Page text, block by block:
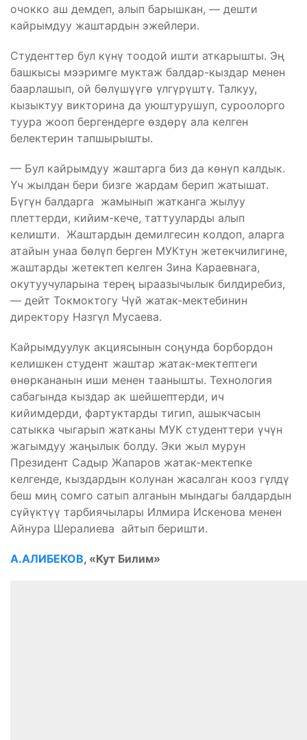
очокко аш демдеп, алып барышкан, — дешти
кайрымдуу жаштардын эжейлери.
Студенттер бул күнү тоодой ишти аткарышты. Эң
башкысы мээримге муктаж балдар-кыздар менен
баарлашып, ой бөлүшүүгө үлгүрүштү. Талкуу,
кызыктуу викторина да уюштурушуп, суроолорго
туура жооп бергендерге өздөрү ала келген
белектерин тапшырышты.
— Бул кайрымдуу жаштарга биз да көнүп калдык.
Үч жылдан бери бизге жардам берип жатышат.
Бүгүн балдарга жамынып жатканга жылуу
плеттерди, кийим-кече, таттууларды алып
келишти. Жаштардын демилгесин колдоп, аларга
атайын унаа бөлүп берген МУКтун жетекчилигине,
жаштарды жетектеп келген Зина Караевнага,
окутуучуларына терең ыраазычылык билдиребиз,
— дейт Токмоктогу Чүй жатак-мектебинин
директору Назгүл Мусаева.
Кайрымдуулук акциясынын соңунда борбордон
келишкен студент жаштар жатак-мектептеги
өнөркананын иши менен таанышты. Технология
сабагында кыздар ак шейшептерди, ич
кийимдерди, фартуктарды тигип, ашыкчасын
сатыкка чыгарып жатканы МУК студенттери үчүн
жагымдуу жаңылык болду. Эки жыл мурун
Президент Садыр Жапаров жатак-мектепке
келгенде, кыздардын колунан жасалган кооз гүлдү
беш миң сомго сатып алганын мындагы балдардын
сүйүктүү тарбиячылары Илмира Искенова менен
Айнура Шералиева айтып беришти.
А.АЛИБЕКОВ, «Кут Билим»